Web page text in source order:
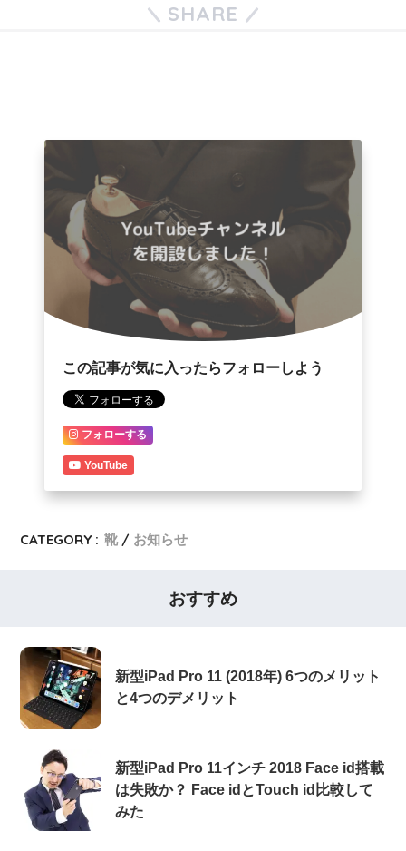
SHARE
この記事が気に入ったらフォローしよう
フォローする
YouTube
CATEGORY : 靴 お知らせ
おすすめ
新型iPad Pro 11 (2018年) 6つのメリット
と4つのデメリット
新型iPad Pro 11インチ 2018 Face id搭載
は失敗か？ Face idとTouch id比較して
みた